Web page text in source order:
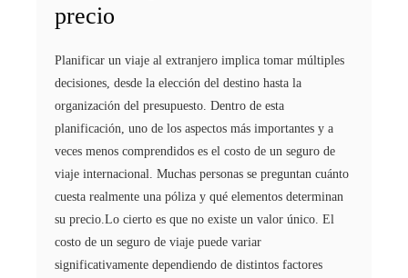
precio
Planificar un viaje al extranjero implica tomar múltiples
decisiones, desde la elección del destino hasta la
organización del presupuesto. Dentro de esta
planificación, uno de los aspectos más importantes y a
veces menos comprendidos es el costo de un seguro de
viaje internacional. Muchas personas se preguntan cuánto
cuesta realmente una póliza y qué elementos determinan
su precio.Lo cierto es que no existe un valor único. El
costo de un seguro de viaje puede variar
significativamente dependiendo de distintos factores